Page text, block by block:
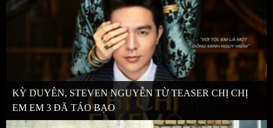
KỲ DUYÊN, STEVEN NGUYỄN TỪ TEASER CHỊ CHỊ
EM EM 3 ĐÃ TÁO BẠO